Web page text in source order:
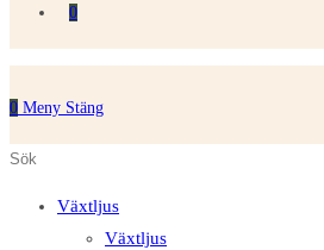
0
0 Meny Stäng
Sök
Växtljus
Växtljus